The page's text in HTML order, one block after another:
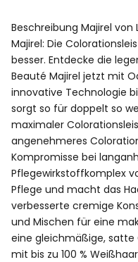
Beschreibung Majirel von
Majirel: Die
besser. Entdecke die
Beauté Majirel jetzt mit
innovative Technologie
sorgt so für doppelt so
maximaler
angenehmeres
Kompromisse bei
Pflegewirkstoffkomplex
Pflege und macht das
verbesserte cremige
und Mischen für eine
eine gleichmäßige, satte
mit bis zu 100 %